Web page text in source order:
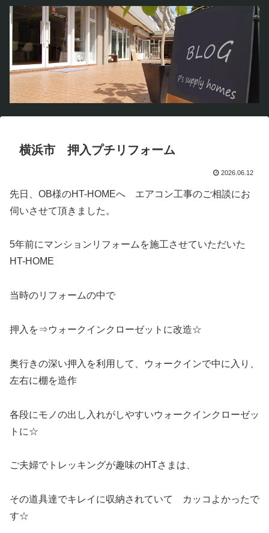
横浜市 押入プチリフォーム
2026.06.12
先日、OB様のHT-HOMEへ エアコン工事のご相談にお
伺いさせて頂きました。
5年前にマンションリフォームを施工させていただいた
HT-HOME
当時のリフォームの中で
押入を⇒ウォークインクローゼットに改造☆
奥行きの深い押入を利用して、ウォークインで中に入り、
左右に棚を造作
各段にモノの出し入れがしやすいウォークインクローゼッ
トに☆
ご夫婦でトレッキングが趣味のHTさまは、
その道具達でキレイに収納されていて カッコよかったで
す☆